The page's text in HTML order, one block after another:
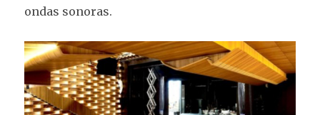
ondas sonoras.